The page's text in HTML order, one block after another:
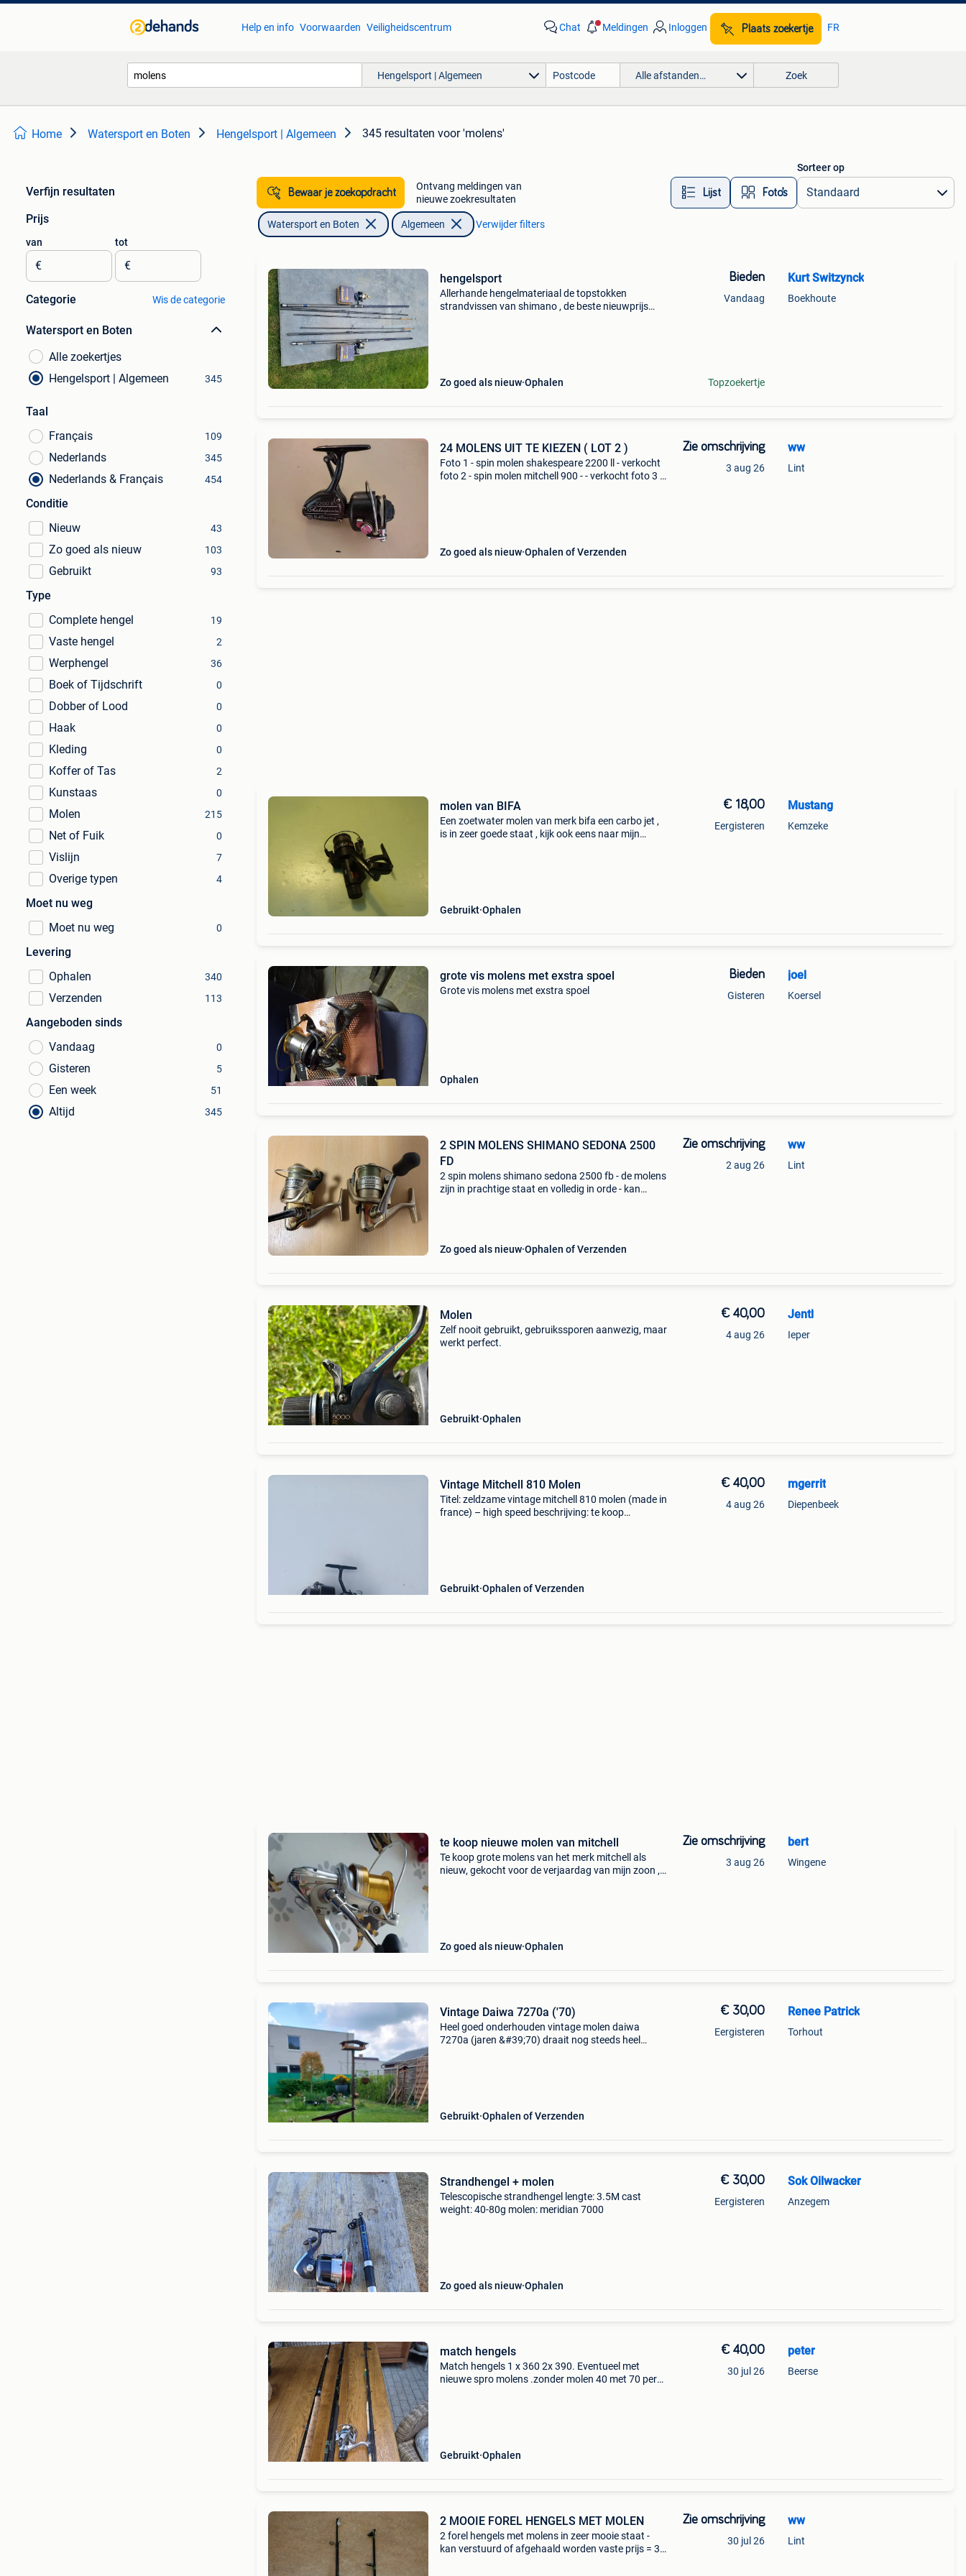
Help en info Voorwaarden Veiligheidscentrum Chat Meldingen Inloggen Plaats zoekertje FR
Hengelsport | Algemeen Alle afstanden… Zoek
Home Watersport en Boten Hengelsport | Algemeen 345 resultaten voor 'molens'
Verfijn resultaten
Prijs
van
€
tot
€
Categorie Wis de categorie
Watersport en Boten
Alle zoekertjes
Hengelsport | Algemeen
345
Taal
Français
109
Nederlands 345
Nederlands & Français 454
Conditie
Nieuw
43
Zo goed als nieuw 103
Gebruikt 93
Type
Complete hengel
19
Vaste hengel 2
Werphengel 36
Boek of Tijdschrift 0
Dobber of Lood 0
Haak 0
Kleding 0
Koffer of Tas 2
Kunstaas 0
Molen 215
Net of Fuik 0
Vislijn 7
Overige typen 4
Moet nu weg
Moet nu weg
0
Levering
Ophalen
340
Verzenden 113
Aangeboden sinds
Vandaag
0
Gisteren 5
Een week 51
Altijd 345
Bewaar je zoekopdracht
Ontvang meldingen van
nieuwe zoekresultaten
Lijst Foto’s
Sorteer op
Watersport en Boten Algemeen Verwijder filters
hengelsport
Allerhande hengelmateriaal de topstokken
strandvissen van shimano , de beste nieuwprijs
Zo goed als nieuw Ophalen
Bieden
Vandaag
Topzoekertje
Kurt Switzynck
Boekhoute
24 MOLENS UIT TE KIEZEN ( LOT 2 )
Foto 1 - spin molen shakespeare 2200 ll - verkocht
foto 2 - spin molen mitchell 900 - - verkocht foto 3 -
Zo goed als nieuw Ophalen of Verzenden
Zie omschrijving
3 aug 26
ww
Lint
molen van BIFA
Een zoetwater molen van merk bifa een carbo jet ,
is in zeer goede staat , kijk ook eens naar mijn
Gebruikt Ophalen
€ 18,00
Eergisteren
Mustang
Kemzeke
grote vis molens met exstra spoel
Grote vis molens met exstra spoel
Ophalen
Bieden
Gisteren
joel
Koersel
2 SPIN MOLENS SHIMANO SEDONA 2500
FD
2 spin molens shimano sedona 2500 fb - de molens
zijn in prachtige staat en volledig in orde - kan
Zo goed als nieuw Ophalen of Verzenden
Zie omschrijving
2 aug 26
ww
Lint
Molen
Zelf nooit gebruikt, gebruikssporen aanwezig, maar
werkt perfect.
Gebruikt Ophalen
€ 40,00
4 aug 26
Jentl
Ieper
Vintage Mitchell 810 Molen
Titel: zeldzame vintage mitchell 810 molen (made in
france) – high speed beschrijving: te koop
Gebruikt Ophalen of Verzenden
€ 40,00
4 aug 26
mgerrit
Diepenbeek
te koop nieuwe molen van mitchell
Te koop grote molens van het merk mitchell als
nieuw, gekocht voor de verjaardag van mijn zoon ,
Zo goed als nieuw Ophalen
Zie omschrijving
3 aug 26
bert
Wingene
Vintage Daiwa 7270a ('70)
Heel goed onderhouden vintage molen daiwa
7270a (jaren &#39;70) draait nog steeds heel
Gebruikt Ophalen of Verzenden
€ 30,00
Eergisteren
Renee Patrick
Torhout
Strandhengel + molen
Telescopische strandhengel lengte: 3.5M cast
weight: 40-80g molen: meridian 7000
Zo goed als nieuw Ophalen
€ 30,00
Eergisteren
Sok Oilwacker
Anzegem
match hengels
Match hengels 1 x 360 2x 390. Eventueel met
nieuwe spro molens .zonder molen 40 met 70 per
Gebruikt Ophalen
€ 40,00
30 jul 26
peter
Beerse
2 MOOIE FOREL HENGELS MET MOLEN
2 forel hengels met molens in zeer mooie staat -
kan verstuurd of afgehaald worden vaste prijs = 35
Zie omschrijving
30 jul 26
ww
Lint